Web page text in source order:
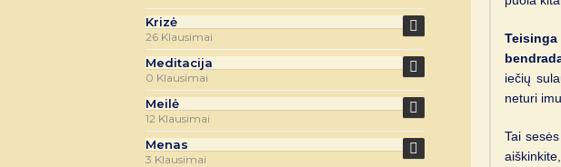
iečių
neturi
Tai
Krizė
26 Klausimai
Meditacija
0 Klausimai
Meilė
12 Klausimai
Menas
3 Klausimai